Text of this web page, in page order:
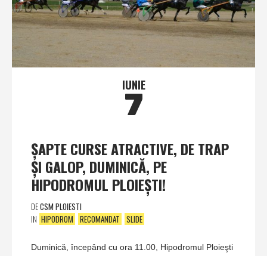
IUNIE
7
ŞAPTE CURSE ATRACTIVE, DE TRAP
ŞI GALOP, DUMINICĂ, PE
HIPODROMUL PLOIEŞTI!
DECSM PLOIESTI
IN HIPODROM RECOMANDAT SLIDE
Duminică, începând cu ora 11.00, Hipodromul Ploieşti